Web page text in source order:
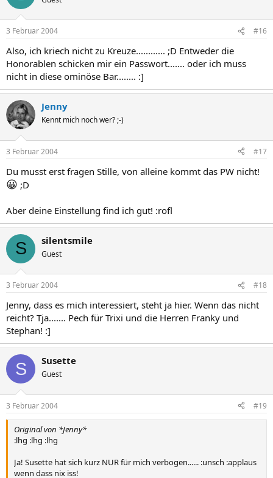
3 Februar 2004 #16
Also, ich kriech nicht zu Kreuze............ ;D Entweder die
Honorablen schicken mir ein Passwort....... oder ich muss
nicht in diese ominöse Bar........ :]
Jenny
Kennt mich noch wer? ;-)
3 Februar 2004 #17
Du musst erst fragen Stille, von alleine kommt das PW nicht!
😀 ;D
Aber deine Einstellung find ich gut! :rofl
S silentsmile
Guest
3 Februar 2004 #18
Jenny, dass es mich interessiert, steht ja hier. Wenn das nicht
reicht? Tja....... Pech für Trixi und die Herren Franky und
Stephan! :]
S Susette
Guest
3 Februar 2004 #19
Original von *Jenny*
:lhg :lhg :lhg
Ja! Susette hat sich kurz NUR für mich verbogen...... :unsch :applaus
wenn dass nix iss!